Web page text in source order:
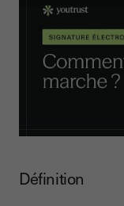
Les étapes pour
Identification du
Signature
Conservation
Pourquoi choisir
Définition